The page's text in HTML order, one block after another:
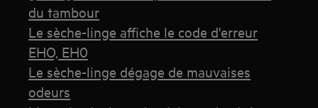
du tambour
Le sèche-linge affiche le code d'erreur
EHO, EH0
Le sèche-linge dégage de mauvaises
odeurs